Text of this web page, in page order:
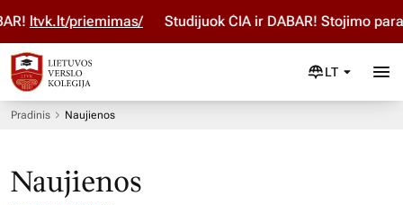
ltvk.lt/priemimas/ Studijuok ČIA ir DABAR! Stojimo
LT
Pradinis Naujienos
Naujienos